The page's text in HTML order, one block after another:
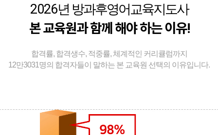
2026년 방과후영어교육지도사
본 교육원과 함께 해야 하는 이유!
합격률, 합격생수, 적중률, 체계적인 커리큘럼까지
12만3031명의 합격자들이 말하는 본 교육원 선택의 이유입니다.